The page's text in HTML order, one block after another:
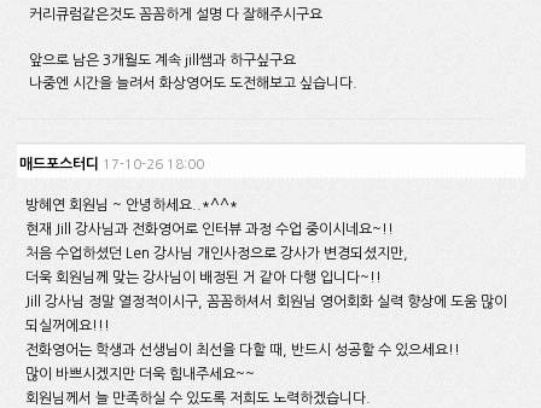
커리큐럼같은것도 꼼꼼하게 설명 다 잘해주시구요
앞으로 남은 3개월도 계속 jill쌤과 하구싶구요
나중엔 시간을 늘려서 화상영어도 도전해보고 싶습니다.
매드포스터디 17-10-26 18:00
방혜연 회원님 ~ 안녕하세요..*^^*
현재 Jill 강사님과 전화영어로 인터뷰 과정 수업 중이시네요~!!
처음 수업하셨던 Len 강사님 개인사정으로 강사가 변경되셨지만,
더욱 회원님께 맞는 강사님이 배정된 거 같아 다행 입니다~!!
Jill 강사님 정말 열정적이시구, 꼼꼼하셔서 회원님 영어회화 실력 향상에 도움 많이
되실꺼에요!!!
전화영어는 학생과 선생님이 최선을 다할 때, 반드시 성공할 수 있으세요!!
많이 바쁘시겠지만 더욱 힘내주세요~~
회원님께서 늘 만족하실 수 있도록 저희도 노력하겠습니다.